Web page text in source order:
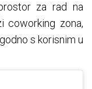
za rad na
coworking zona,
s korisnim u